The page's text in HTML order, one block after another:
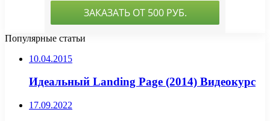
Популярные статьи
10.04.2015
Идеальный Landing Page (2014) Видеокурс
17.09.2022